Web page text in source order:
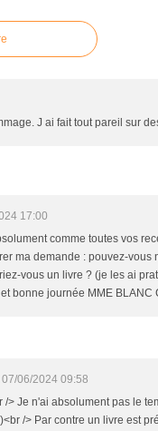
J ai fait tout pareil sur
17:00
comme toutes vos
ma demande : pouvez-
vous un livre ? (je les ai
bonne journée MME BLANC
07/06/2024 09:58
/> Je n'ai absolument pas le
/> Par contre un livre est